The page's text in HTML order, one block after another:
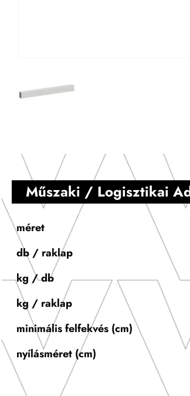
Műszaki / Logisztikai
méret
db / raklap
kg / db
kg / raklap
minimális felfekvés (cm)
nyílásméret (cm)